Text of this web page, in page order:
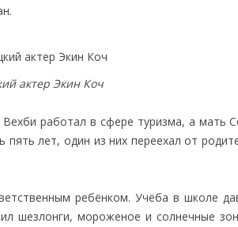
актер Экин Коч
работал в сфере туризма, а мать
пять лет, один из них переехал от
ребёнком. Учёба в школе
шезлонги, мороженое и солнечные